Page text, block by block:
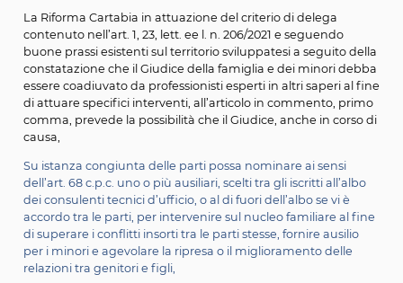
parti (Art. 473 bis 26 c.p.c.)
A cura di Matilde Giammarco
La Riforma Cartabia in attuazione del criterio di delega
contenuto nell’art. 1, 23, lett. ee l. n. 206/2021 e seguendo
buone prassi esistenti sul territorio sviluppatesi a
constatazione che il Giudice della famiglia e dei minori
essere coadiuvato da professionisti esperti in altri
di attuare specifici interventi, all’articolo in commento,
comma, prevede la possibilità che il Giudice, anche in
causa,